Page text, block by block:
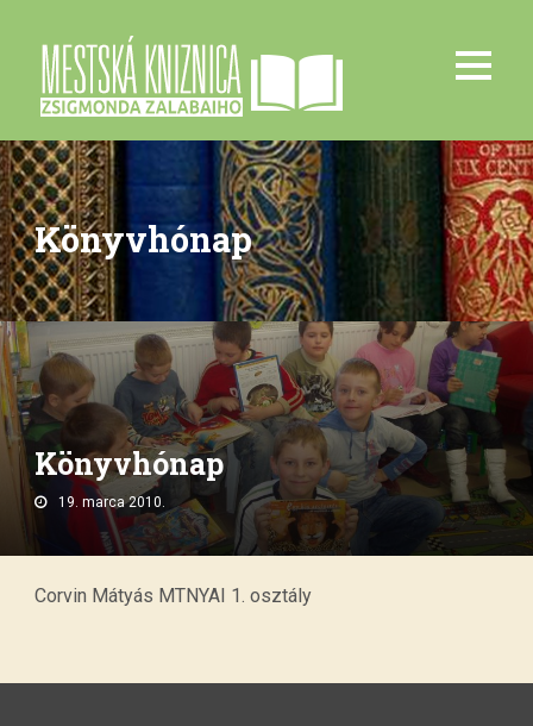
Könyvhónap
Könyvhónap
19. marca 2010.
Corvin Mátyás MTNYAI 1. osztály